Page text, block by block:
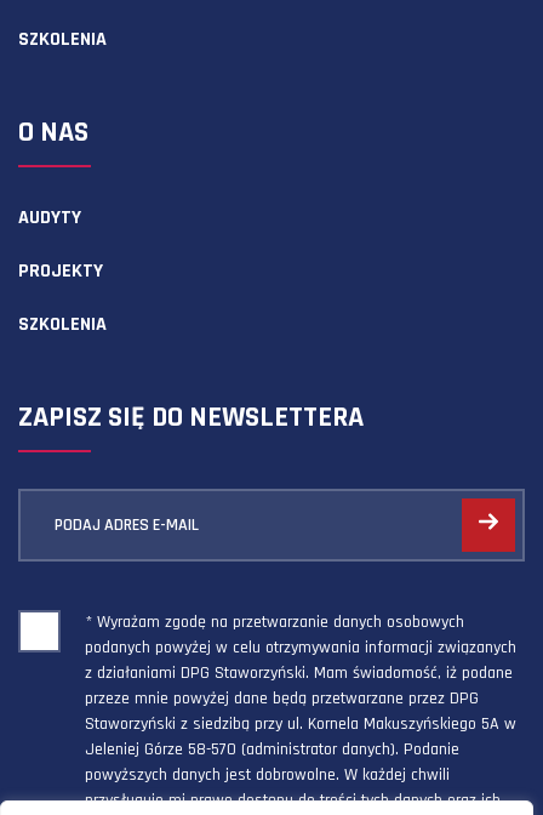
SZKOLENIA
O NAS
AUDYTY
PROJEKTY
SZKOLENIA
ZAPISZ SIĘ DO NEWSLETTERA
PODAJ ADRES E-MAIL
* Wyrażam zgodę na przetwarzanie danych osobowych
podanych powyżej w celu otrzymywania informacji związanych
z działaniami DPG Staworzyński. Mam świadomość, iż podane
przeze mnie powyżej dane będą przetwarzane przez DPG
Staworzyński z siedzibą przy ul. Kornela Makuszyńskiego 5A w
Jeleniej Górze 58-570 (administrator danych). Podanie
powyższych danych jest dobrowolne. W każdej chwili
przysługuje mi prawo dostępu do treści tych danych oraz ich